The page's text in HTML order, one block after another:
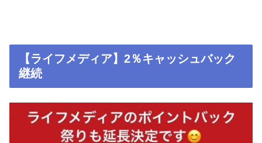
【ライフメディア】2％キャッシュバック
継続